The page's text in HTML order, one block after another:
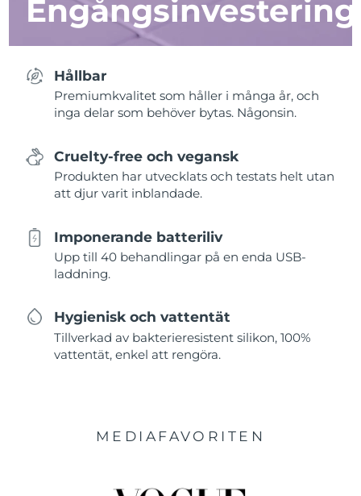
Engångsinvestering
Hållbar
Premiumkvalitet som håller i många år, och
inga delar som behöver bytas. Någonsin.
Cruelty-free och vegansk
Produkten har utvecklats och testats helt utan
att djur varit inblandade.
Imponerande batteriliv
Upp till 40 behandlingar på en enda USB-
laddning.
Hygienisk och vattentät
Tillverkad av bakterieresistent silikon, 100%
vattentät, enkel att rengöra.
MEDIAFAVORITEN